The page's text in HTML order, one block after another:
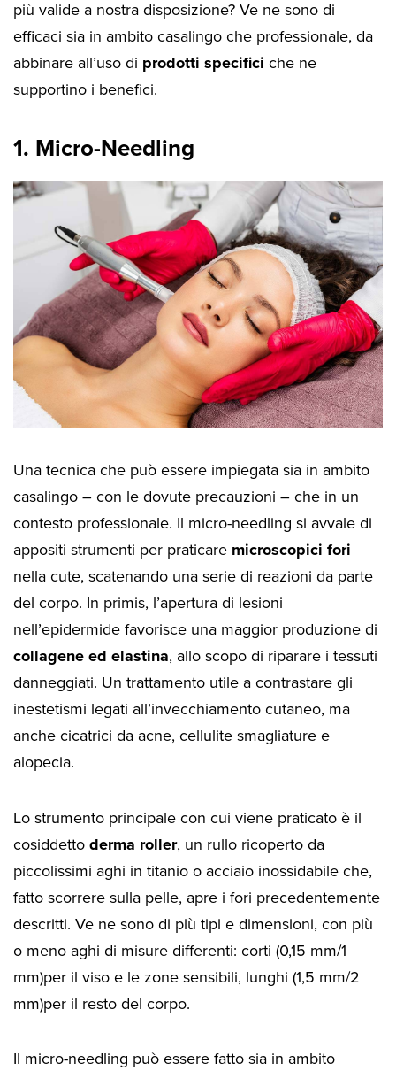
più valide a nostra disposizione? Ve ne sono di
efficaci sia in ambito casalingo che professionale, da
abbinare all’uso di prodotti specifici che ne
supportino i benefici.
1. Micro-Needling
Una tecnica che può essere impiegata sia in ambito
casalingo – con le dovute precauzioni – che in un
contesto professionale. Il micro-needling si avvale di
appositi strumenti per praticare microscopici fori
nella cute, scatenando una serie di reazioni da parte
del corpo. In primis, l’apertura di lesioni
nell’epidermide favorisce una maggior produzione di
collagene ed elastina, allo scopo di riparare i tessuti
danneggiati. Un trattamento utile a contrastare gli
inestetismi legati all’invecchiamento cutaneo, ma
anche cicatrici da acne, cellulite smagliature e
alopecia.
Lo strumento principale con cui viene praticato è il
cosiddettoderma roller, un rullo ricoperto da
piccolissimi aghi in titanio o acciaio inossidabile che,
fatto scorrere sulla pelle, apre i fori precedentemente
descritti. Ve ne sono di più tipi e dimensioni, con più
o meno aghi di misure differenti: corti (0,15 mm/1
mm)per il viso e le zone sensibili, lunghi (1,5 mm/2
mm)per il resto del corpo.
Il micro-needling può essere fatto sia in ambito